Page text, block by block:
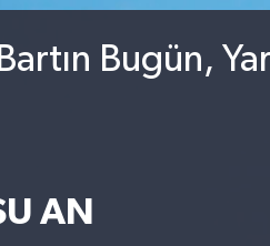
Bartın Bugün,
AN